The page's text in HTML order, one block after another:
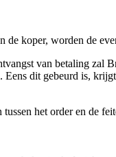
koper, worden de
van betaling zal
dit gebeurd is,
het order en de